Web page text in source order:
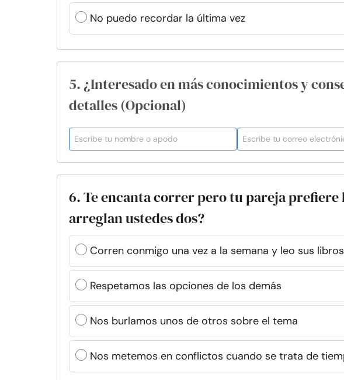
No puedo recordar la última vez
5. ¿Interesado en más conocimientos y
detalles (Opcional)
6. Te encanta correr pero tu pareja prefiere
arreglan ustedes dos?
Corren conmigo una vez a la semana y leo sus
Respetamos las opciones de los demás
Nos burlamos unos de otros sobre el tema
Nos metemos en conflictos cuando se trata de